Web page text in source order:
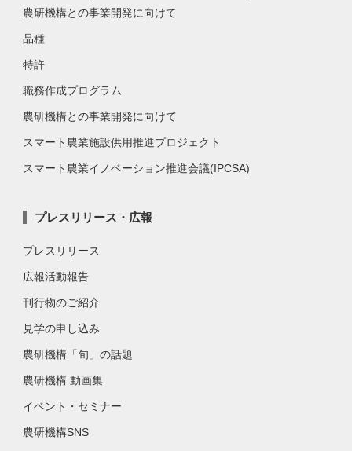
農研機構との事業開発に向けて
品種
特許
職務作成プログラム
農研機構との事業開発に向けて
スマート農業施設供用推進プロジェクト
スマート農業イノベーション推進会議(IPCSA)
プレスリリース・広報
プレスリリース
広報活動報告
刊行物のご紹介
見学の申し込み
農研機構「旬」の話題
農研機構 動画集
イベント・セミナー
農研機構SNS